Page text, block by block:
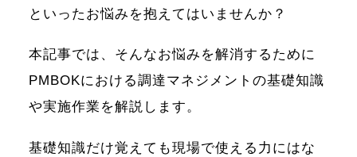
といったお悩みを抱えてはいませんか？
本記事では、そんなお悩みを解消するために
PMBOKにおける調達マネジメントの基礎知識
や実施作業を解説します。
基礎知識だけ覚えても現場で使える力にはな